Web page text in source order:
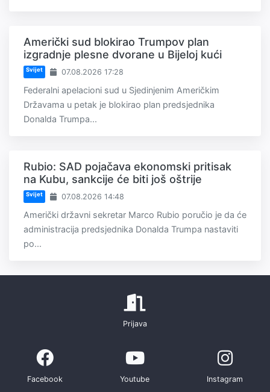
Američki sud blokirao Trumpov plan
izgradnje plesne dvorane u Bijeloj kući
Svijet 07.08.2026 17:28
Federalni apelacioni sud u Sjedinjenim Američkim
Državama u petak je blokirao plan predsjednika
Donalda Trumpa...
Rubio: SAD pojačava ekonomski pritisak
na Kubu, sankcije će biti još oštrije
Svijet 07.08.2026 14:48
Američki državni sekretar Marco Rubio poručio je da će
administracija predsjednika Donalda Trumpa nastaviti
po...
Prijava
Facebook Youtube Instagram